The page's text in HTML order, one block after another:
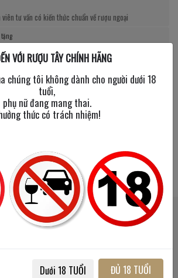
tư vấn có kiến thức chuẩn về rượu ngoại
giảm giá, tặng quà cực giá trị
SẢN PHẨM ĐÃ XEM
VỚI RƯỢU TÂY CHÍNH HÃNG
chúng tôi không dành cho người dưới 18
tuổi,
phụ nữ đang mang thai.
thức có trách nhiệm!
Dưới 18 TUỔI ĐỦ 18 TUỔI